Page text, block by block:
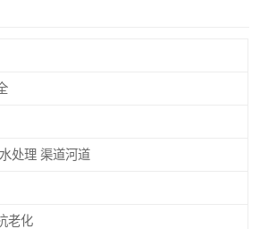
处理 渠道河道
老化